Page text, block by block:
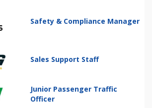
Safety & Compliance Manager
Sales Support Staff
Junior Passenger Traffic
Officer